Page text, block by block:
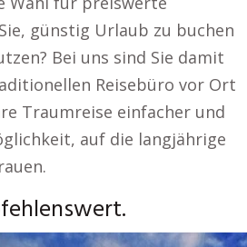
günstig Urlaub zu buchen
Bei uns sind Sie damit
Reisebüro vor Ort
Traumreise einfacher und
auf die langjährige